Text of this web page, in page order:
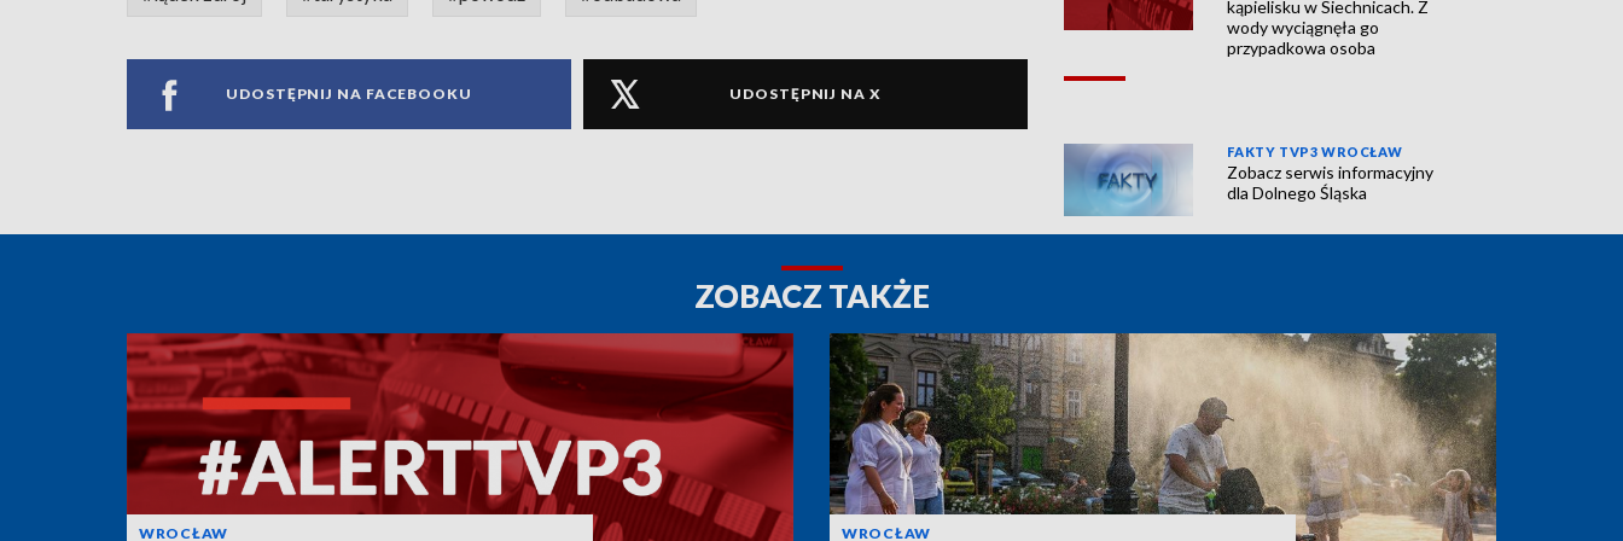
UDOSTĘPNIJ NA FACEBOOKU UDOSTĘPNIJ NA X
kąpielisku w Siechnicach. Z
wody wyciągnęła go
przypadkowa osoba
FAKTY TVP3 WROCŁAW
Zobacz serwis informacyjny
dla Dolnego Śląska
ZOBACZ TAKŻE
WROCŁAW WROCŁAW